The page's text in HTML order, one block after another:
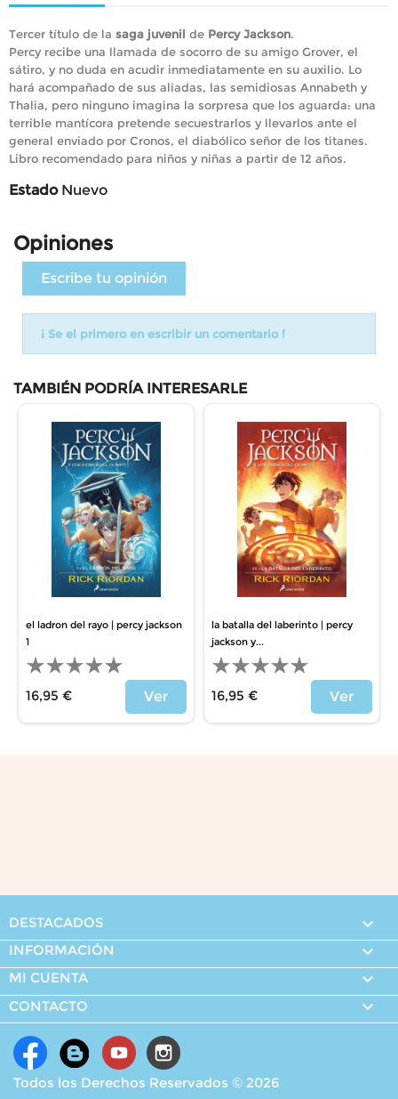
Tercer título de la saga juvenil de Percy Jackson.
Percy recibe una llamada de socorro de su amigo Grover, el
sátiro, y no duda en acudir inmediatamente en su auxilio. Lo
hará acompañado de sus aliadas, las semidiosas Annabeth y
Thalia, pero ninguno imagina la sorpresa que los aguarda: una
terrible mantícora pretende secuestrarlos y llevarlos ante el
general enviado por Cronos, el diabólico señor de los titanes.
Libro recomendado para niños y niñas a partir de 12 años.
Estado Nuevo
Opiniones
Escribe tu opinión
¡ Se el primero en escribir un comentario !
TAMBIÉN PODRÍA INTERESARLE
el ladron del rayo | percy jackson
1
16,95 €
Ver
la batalla del laberinto | percy
jackson y...
16,95 €
Ver
DESTACADOS 
INFORMACIÓN 
MI CUENTA 
CONTACTO 
Todos los Derechos Reservados © 2026